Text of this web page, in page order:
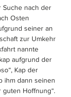
Suche nach der
Osten
seiner an
zur Umkehr
nannte
aufgrund der
Kap der
ihm dann seinen
guten Hoffnung“.